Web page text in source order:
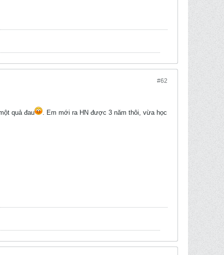
#62
quả đau . Em mới ra HN được 3 năm thôi, vừa học